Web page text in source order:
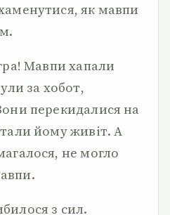
як мавпи
Мавпи хапали
за хобот,
перекидалися на
йому живіт. А
не могло
з сил.